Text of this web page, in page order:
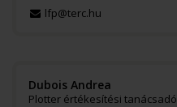
lfp@terc.hu
Dubois Andrea
Plotter értékesítési tanácsadó